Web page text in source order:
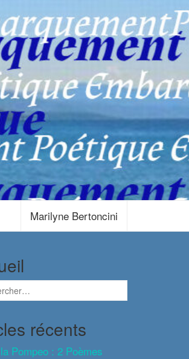
Marilyne Bertoncini
récents
Pompeo : 2 Poèmes